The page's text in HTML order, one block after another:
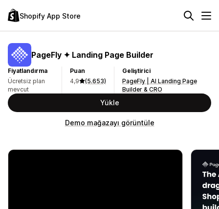
Shopify App Store
PageFly ✦ Landing Page Builder
Fiyatlandırma
Ücretsiz plan
mevcut
Puan
4,9
(5.653)
Geliştirici
PageFly | AI Landing Page
Builder & CRO
Yükle
Demo mağazayı görüntüle